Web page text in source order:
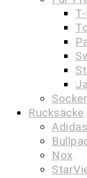
Rucksäcke
Adidas
Nox